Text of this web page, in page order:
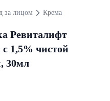
за лицом Крема
Ревиталифт
1,5% чистой
30мл